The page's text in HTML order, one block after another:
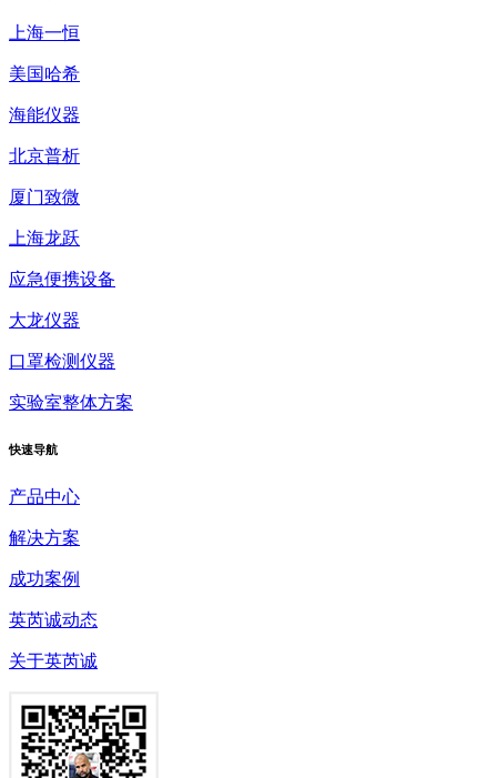
上海一恒
美国哈希
海能仪器
北京普析
厦门致微
上海龙跃
应急便携设备
大龙仪器
口罩检测仪器
实验室整体方案
快速导航
产品中心
解决方案
成功案例
英芮诚动态
关于英芮诚